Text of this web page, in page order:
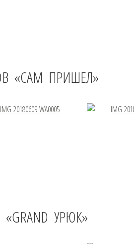
«САМ ПРИШЕЛ»
УРЮК»